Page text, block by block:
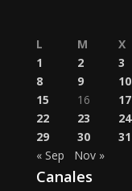
L
M X
1
2 3
8
9 10
15
16 17
22
23 24
29
30
31
« Sep
Nov »
Canales